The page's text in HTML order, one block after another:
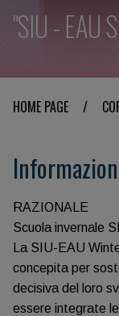
"SIU - EAU
HOME PAGE /
RAZIONALE
Scuola invernale
La SIU-EAU
concepita per
decisiva del loro
essere integrate